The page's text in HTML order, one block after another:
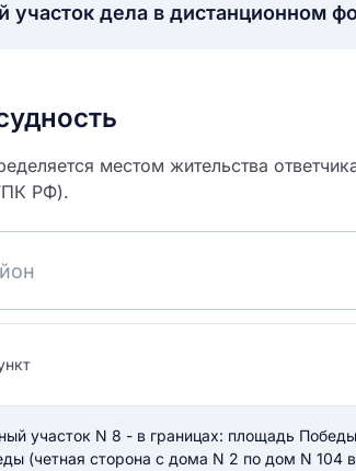
участок дела в дистанционном
местом жительства
РФ).
участок N 8 - в границах: площадь
(четная сторона с дома N 2 по дом N 104
вы оцените судебный